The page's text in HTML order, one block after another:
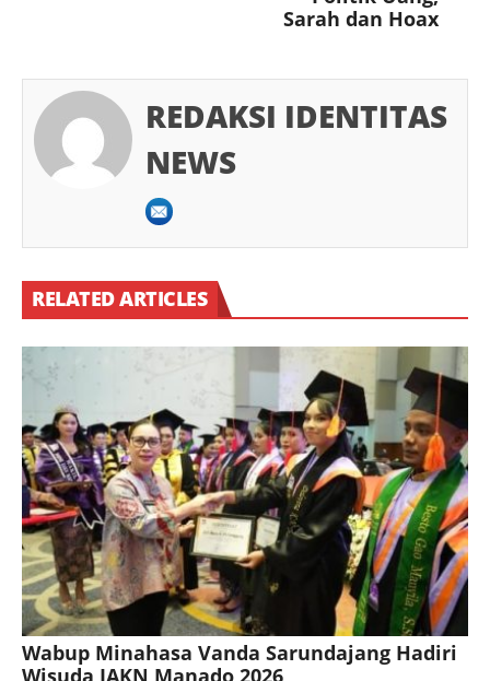
Sarah dan Hoax
REDAKSI IDENTITAS
NEWS
RELATED ARTICLES
Wabup Minahasa Vanda Sarundajang Hadiri
Wisuda IAKN Manado 2026